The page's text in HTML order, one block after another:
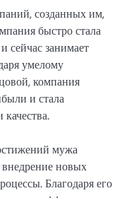
созданных им,
быстро стала
сейчас занимает
умелому
компания
и стала
мужа
новых
Благодаря его